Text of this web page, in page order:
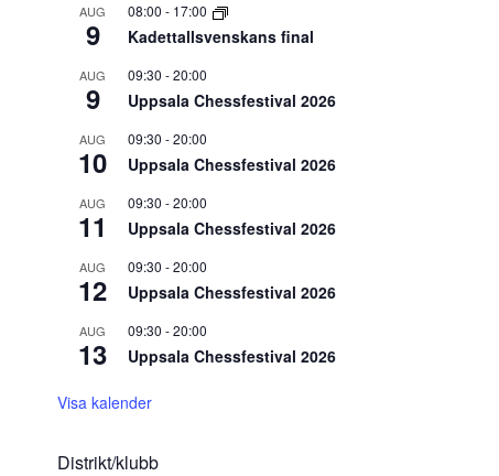
AUG
9
08:00 - 17:00
Kadettallsvenskans final
AUG
9
09:30 -20:00
Uppsala Chessfestival 2026
AUG
10
09:30 -20:00
Uppsala Chessfestival 2026
AUG
11
09:30 -20:00
Uppsala Chessfestival 2026
AUG
12
09:30 -20:00
Uppsala Chessfestival 2026
AUG
13
09:30 -20:00
Uppsala Chessfestival 2026
Visa kalender
Distrikt/klubb